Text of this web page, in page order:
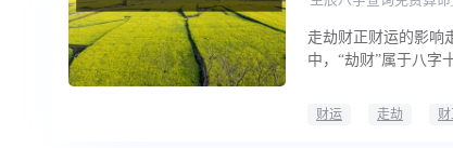
走劫财正财运的影响
中，“劫财”属于八字
财运 走劫